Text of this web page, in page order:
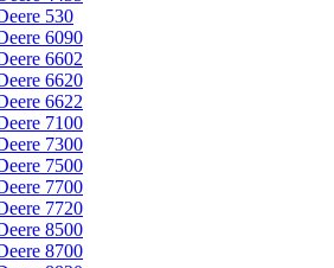
530
6090
6602
6620
6622
7100
7300
7500
7700
7720
8500
8700